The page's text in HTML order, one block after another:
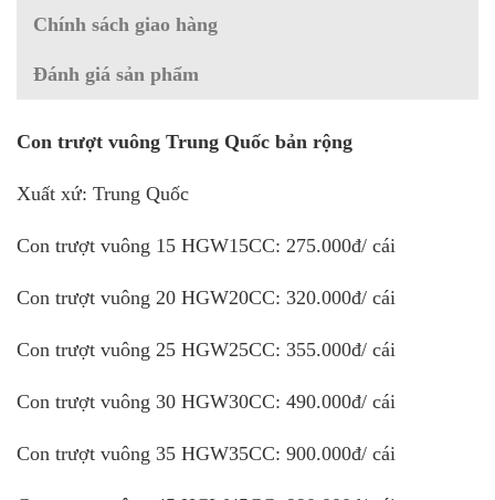
Chính sách giao hàng
Đánh giá sản phẩm
Con trượt vuông Trung Quốc bản rộng
Xuất xứ: Trung Quốc
Con trượt vuông 15 HGW15CC: 275.000đ/ cái
Con trượt vuông 20 HGW20CC: 320.000đ/ cái
Con trượt vuông 25 HGW25CC: 355.000đ/ cái
Con trượt vuông 30 HGW30CC: 490.000đ/ cái
Con trượt vuông 35 HGW35CC: 900.000đ/ cái